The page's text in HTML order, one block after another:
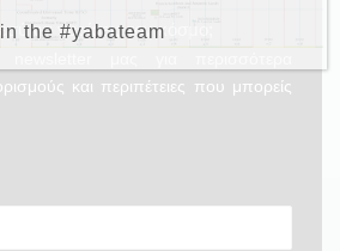
να γυρίσεις τον κόσμο;
και περιπέτειες που μπορείς
the #yabateam